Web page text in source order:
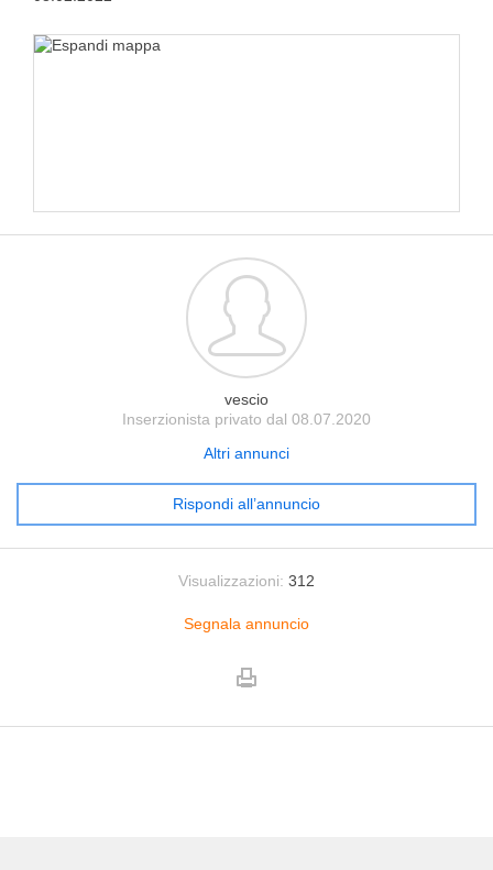
vescio
Inserzionista privato dal 08.07.2020
Altri annunci
Rispondi all’annuncio
Visualizzazioni: 312
Segnala annuncio